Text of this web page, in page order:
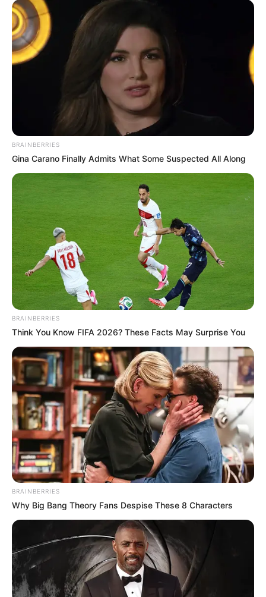
BRAINBERRIES
Gina Carano Finally Admits What Some Suspected All Along
BRAINBERRIES
Think You Know FIFA 2026? These Facts May Surprise You
BRAINBERRIES
Why Big Bang Theory Fans Despise These 8 Characters